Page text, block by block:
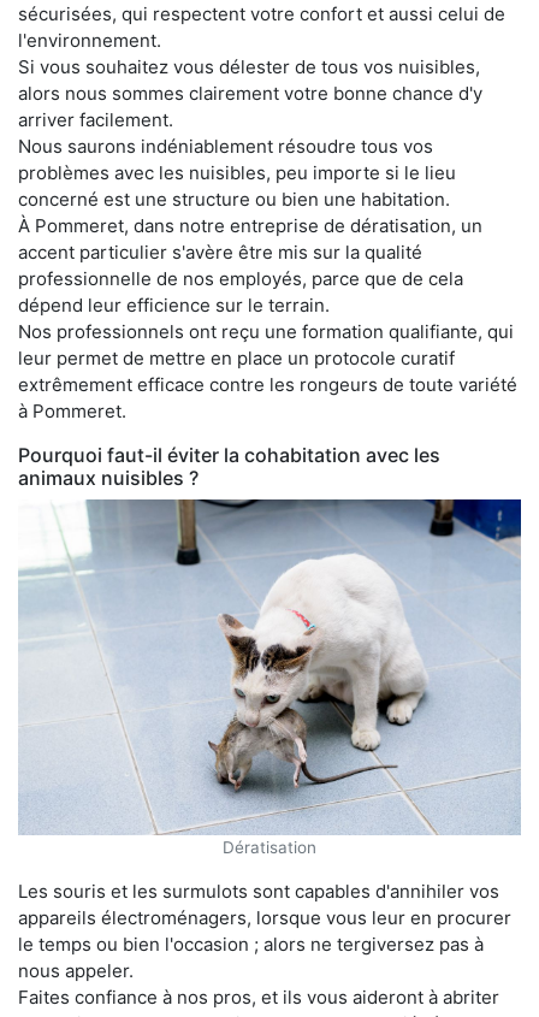
sécurisées, qui respectent votre confort et aussi celui de
l'environnement.
Si vous souhaitez vous délester de tous vos nuisibles,
alors nous sommes clairement votre bonne chance d'y
arriver facilement.
Nous saurons indéniablement résoudre tous vos
problèmes avec les nuisibles, peu importe si le lieu
concerné est une structure ou bien une habitation.
À Pommeret, dans notre entreprise de dératisation, un
accent particulier s'avère être mis sur la qualité
professionnelle de nos employés, parce que de cela
dépend leur efficience sur le terrain.
Nos professionnels ont reçu une formation qualifiante, qui
leur permet de mettre en place un protocole curatif
extrêmement efficace contre les rongeurs de toute variété
à Pommeret.
Pourquoi faut-il éviter la cohabitation avec les
animaux nuisibles ?
Dératisation
Les souris et les surmulots sont capables d'annihiler vos
appareils électroménagers, lorsque vous leur en procurer
le temps ou bien l'occasion ; alors ne tergiversez pas à
nous appeler.
Faites confiance à nos pros, et ils vous aideront à abriter